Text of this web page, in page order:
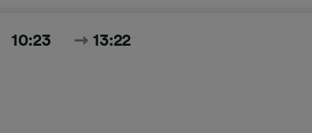
10:23 13:22